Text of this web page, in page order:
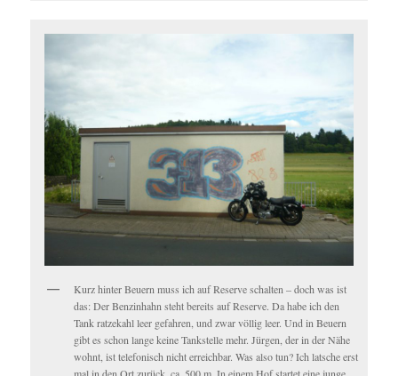
Kurz hinter Beuern muss ich auf Reserve schalten – doch was ist
das: Der Benzinhahn steht bereits auf Reserve. Da habe ich den
Tank ratzekahl leer gefahren, und zwar völlig leer. Und in Beuern
gibt es schon lange keine Tankstelle mehr. Jürgen, der in der Nähe
wohnt, ist telefonisch nicht erreichbar. Was also tun? Ich latsche erst